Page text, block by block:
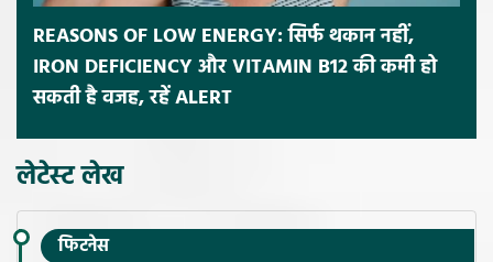
REASONS OF LOW ENERGY: सिर्फ थकान नहीं,
IRON DEFICIENCY और VITAMIN B12 की कमी हो
सकती है वजह, रहें ALERT
लेटेस्ट लेख
फिटनेस